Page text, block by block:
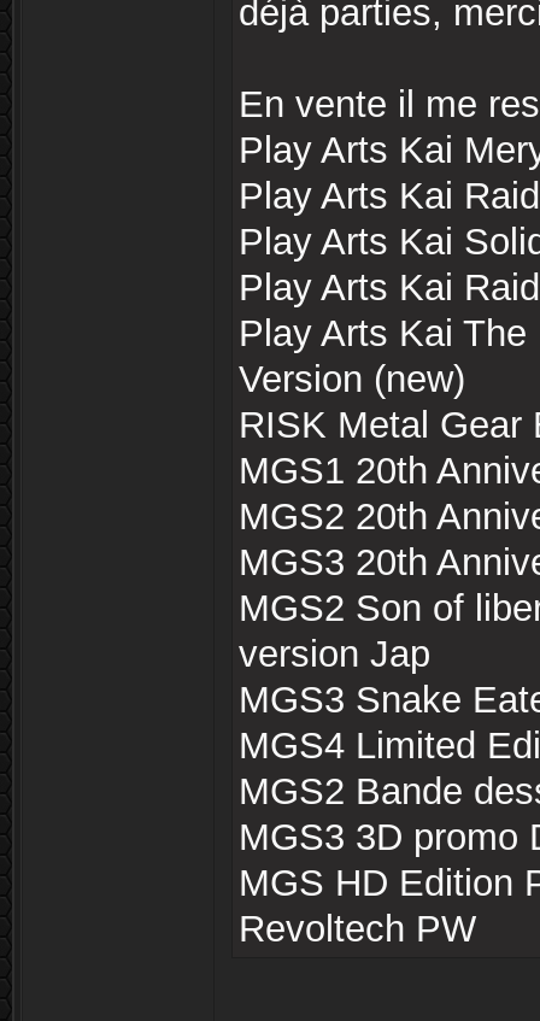
déjà parties,
En vente il me
Play Arts Kai
Play Arts Kai
Play Arts Kai
Play Arts Kai
Play Arts Kai
Version (new)
RISK Metal Gear
MGS1 20th
MGS2 20th
MGS3 20th
MGS2 Son of
version Jap
MGS3 Snake
MGS4 Limited
MGS2 Bande
MGS3 3D promo
MGS HD Edition
Revoltech PW